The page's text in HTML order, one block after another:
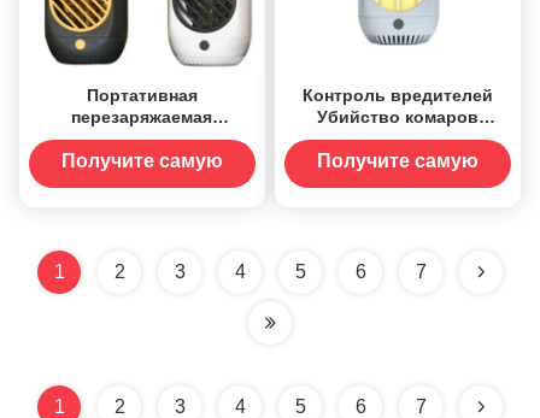
Портативная
перезаряжаемая
электрическая лампа-
убийца комаров ловушка
Получите самую
Контроль вредителей
Убийство комаров
Утилитарный
утилитарный
Получите самую
1 2 3 4 5 6 7
1 2 3 4 5 6 7